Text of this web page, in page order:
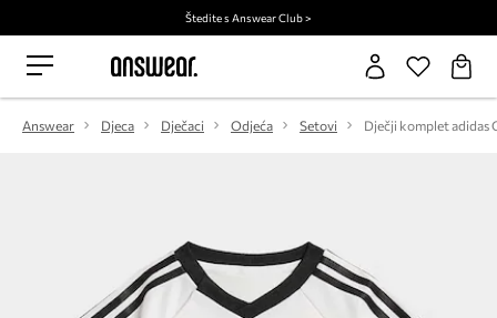
Štedite s Answear Club >
Answear Djeca Dječaci Odjeća Setovi Dječji komplet adidas